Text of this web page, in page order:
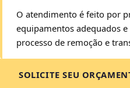
O atendimento é feito por
equipamentos adequados
processo de remoção e
SOLICITE SEU